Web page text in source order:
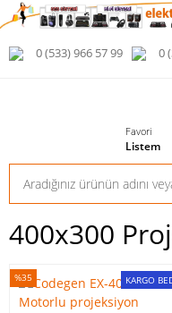
0 (533) 966 57 99 0
Favori
Listem
400x300
KARGO
%35